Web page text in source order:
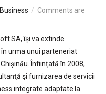
Business
Comments are
SA, își va extinde
urma unui parteneriat
Înființată în 2008,
şi furnizarea de servicii
integrate adaptate la